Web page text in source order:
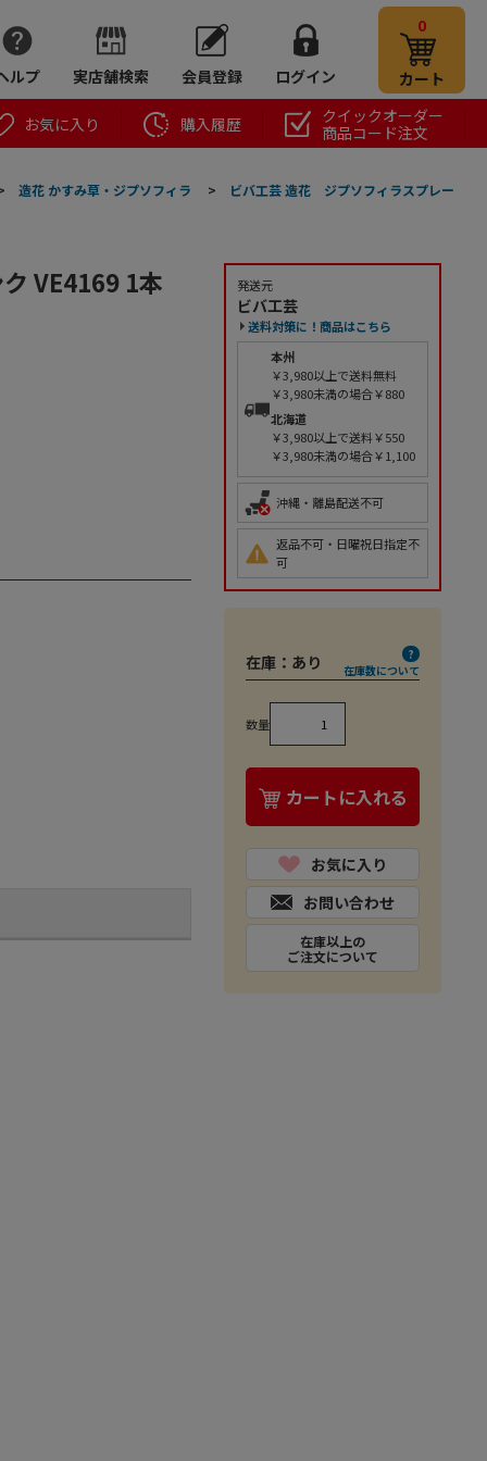
ルプ 実店舗検索 会員登録 ログイン
0
カート
お気に入り 購入履歴
クイックオーダー
商品コード注文
造花 かすみ草・ジプソフィラ > ビバ工芸 造花 ジプソフィラスプレー
VE4169 1本 発送元
ビバ工芸
送料対策に！商品はこちら
本州
￥3,980以上で送料無料
￥3,980未満の場合￥880
北海道
￥3,980以上で送料￥550
￥3,980未満の場合￥1,100
沖縄・離島配送不可
返品不可・日曜祝日指定不
可
在庫： あり 在庫数について
数量
カートに入れる
お気に入り
お問い合わせ
在庫以上の
ご注文について